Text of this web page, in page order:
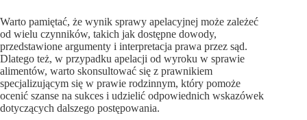
Warto pamiętać, że wynik sprawy apelacyjnej może zależeć
od wielu czynników, takich jak dostępne dowody,
przedstawione argumenty i interpretacja prawa przez sąd.
Dlatego też, w przypadku apelacji od wyroku w sprawie
alimentów, warto skonsultować się z prawnikiem
specjalizującym się w prawie rodzinnym, który pomoże
ocenić szanse na sukces i udzielić odpowiednich wskazówek
dotyczących dalszego postępowania.